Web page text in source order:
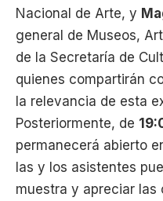
Nacional de Arte, y
general de Museos,
de la Secretaría de
quienes compartirán
la relevancia de esta
Posteriormente, de
permanecerá abierto
las y los asistentes
muestra y apreciar las